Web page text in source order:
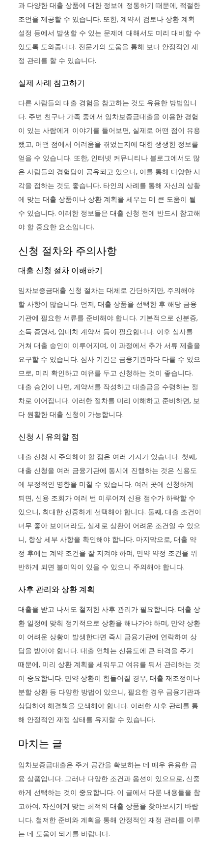
과 다양한 대출 상품에 대한 정보에 정통하기 때문에, 적절한
조언을 제공할 수 있습니다. 또한, 계약서 검토나 상환 계획
설정 등에서 발생할 수 있는 문제에 대해서도 미리 대비할 수
있도록 도와줍니다. 전문가의 도움을 통해 보다 안정적인 재
정 관리를 할 수 있습니다.
실제 사례 참고하기
다른 사람들의 대출 경험을 참고하는 것도 유용한 방법입니
다. 주변 친구나 가족 중에서 임차보증금대출을 이용한 경험
이 있는 사람에게 이야기를 들어보면, 실제로 어떤 점이 유용
했고, 어떤 점에서 어려움을 겪었는지에 대한 생생한 정보를
얻을 수 있습니다. 또한, 인터넷 커뮤니티나 블로그에서도 많
은 사람들의 경험담이 공유되고 있으니, 이를 통해 다양한 시
각을 접하는 것도 좋습니다. 타인의 사례를 통해 자신의 상황
에 맞는 대출 상품이나 상환 계획을 세우는 데 큰 도움이 될
수 있습니다. 이러한 정보들은 대출 신청 전에 반드시 참고해
야 할 중요한 요소입니다.
신청 절차와 주의사항
대출 신청 절차 이해하기
임차보증금대출 신청 절차는 대체로 간단하지만, 주의해야
할 사항이 많습니다. 먼저, 대출 상품을 선택한 후 해당 금융
기관에 필요한 서류를 준비해야 합니다. 기본적으로 신분증,
소득 증명서, 임대차 계약서 등이 필요합니다. 이후 심사를
거쳐 대출 승인이 이루어지며, 이 과정에서 추가 서류 제출을
요구할 수 있습니다. 심사 기간은 금융기관마다 다를 수 있으
므로, 미리 확인하고 여유를 두고 신청하는 것이 좋습니다.
대출 승인이 나면, 계약서를 작성하고 대출금을 수령하는 절
차로 이어집니다. 이러한 절차를 미리 이해하고 준비하면, 보
다 원활한 대출 신청이 가능합니다.
신청 시 유의할 점
대출 신청 시 주의해야 할 점은 여러 가지가 있습니다. 첫째,
대출 신청을 여러 금융기관에 동시에 진행하는 것은 신용도
에 부정적인 영향을 미칠 수 있습니다. 여러 곳에 신청하게
되면, 신용 조회가 여러 번 이루어져 신용 점수가 하락할 수
있으니, 최대한 신중하게 선택해야 합니다. 둘째, 대출 조건이
너무 좋아 보이더라도, 실제로 상환이 어려운 조건일 수 있으
니, 항상 세부 사항을 확인해야 합니다. 마지막으로, 대출 약
정 후에는 계약 조건을 잘 지켜야 하며, 만약 약정 조건을 위
반하게 되면 불이익이 있을 수 있으니 주의해야 합니다.
사후 관리와 상환 계획
대출을 받고 나서도 철저한 사후 관리가 필요합니다. 대출 상
환 일정에 맞춰 정기적으로 상환을 해나가야 하며, 만약 상환
이 어려운 상황이 발생한다면 즉시 금융기관에 연락하여 상
담을 받아야 합니다. 대출 연체는 신용도에 큰 타격을 주기
때문에, 미리 상환 계획을 세워두고 여유를 둬서 관리하는 것
이 중요합니다. 만약 상환이 힘들어질 경우, 대출 재조정이나
분할 상환 등 다양한 방법이 있으니, 필요한 경우 금융기관과
상담하여 해결책을 모색해야 합니다. 이러한 사후 관리를 통
해 안정적인 재정 상태를 유지할 수 있습니다.
마치는 글
임차보증금대출은 주거 공간을 확보하는 데 매우 유용한 금
융 상품입니다. 그러나 다양한 조건과 옵션이 있으므로, 신중
하게 선택하는 것이 중요합니다. 이 글에서 다룬 내용들을 참
고하여, 자신에게 맞는 최적의 대출 상품을 찾아보시기 바랍
니다. 철저한 준비와 계획을 통해 안정적인 재정 관리를 이루
는 데 도움이 되기를 바랍니다.